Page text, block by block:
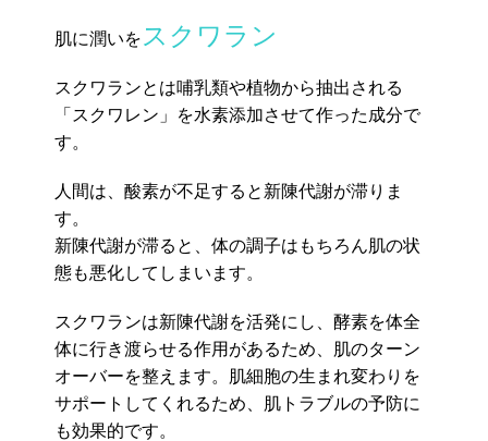
肌に潤いを スクワラン
スクワランとは哺乳類や植物から抽出される
「スクワレン」を水素添加させて作った成分で
す。
人間は、酸素が不足すると新陳代謝が滞りま
す。
新陳代謝が滞ると、体の調子はもちろん肌の状
態も悪化してしまいます。
スクワランは新陳代謝を活発にし、酵素を体全
体に行き渡らせる作用があるため、肌のターン
オーバーを整えます。肌細胞の生まれ変わりを
サポートしてくれるため、肌トラブルの予防に
も効果的です。